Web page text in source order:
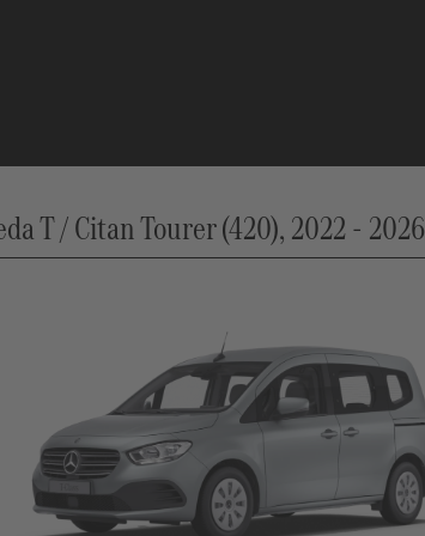
T / Citan Tourer (420), 2022 - 2026